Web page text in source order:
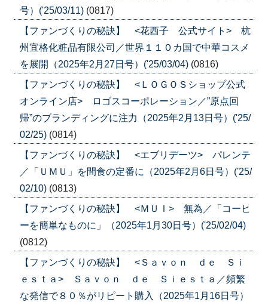
号）('25/03/11) (0817)
【ファンづくりの秘訣】 <花西子 公式サイト> 杭
州宜格化粧品有限公司／世界１１０カ国で中華コスメ
を展開（2025年2月27日号）('25/03/04) (0816)
【ファンづくりの秘訣】 <ＬＯＧＯＳショップ公式
オンライン店> ロゴスコーポレーション／”原点回
帰”のブランディングに注力（2025年2月13日号）('25/
02/25) (0814)
【ファンづくりの秘訣】 <エブリデーツ> パレンテ
／「ＵＭＵ」を間食の定番に（2025年2月6日号）('25/
02/10) (0813)
【ファンづくりの秘訣】 <ＭＵＩ> 無為／「コーヒ
ーを簡単なものに」（2025年1月30日号）('25/02/04)
(0812)
【ファンづくりの秘訣】 <Ｓａｖｏｎ ｄｅ Ｓｉ
ｅｓｔａ> Ｓａｖｏｎ ｄｅ Ｓｉｅｓｔａ／頻繁
な発信で８０％がリピート購入（2025年1月16日号）